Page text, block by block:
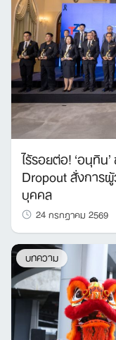
ไร้รอยต่อ! ‘อนุทิน
Dropout สั่งการ
บุคคล
24 กรกฎาคม 2569
บทความ